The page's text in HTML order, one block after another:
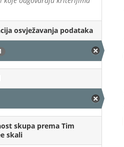
osvježavanja podataka
skupa prema Tim
skali